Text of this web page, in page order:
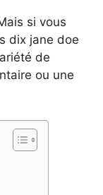
si vous
dix jane doe
de
ou une